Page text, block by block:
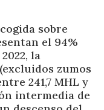
sobre
el 94%
la
zumos
241,7 MHL y
intermedia de